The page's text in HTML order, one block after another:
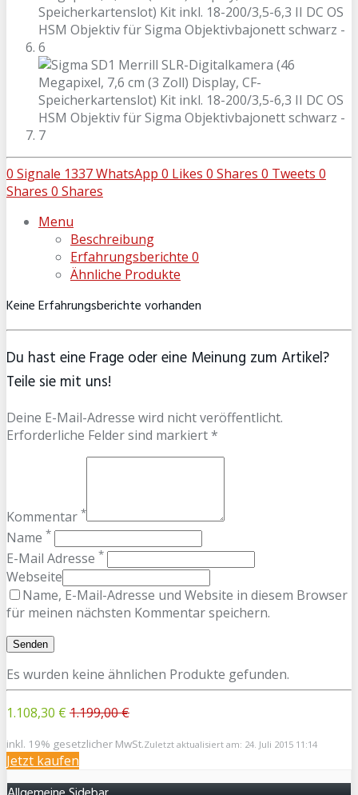
0 Signale 1337WhatsApp 0 Likes 0 Shares 0 Tweets 0
Shares 0 Shares
Menu
Beschreibung
Erfahrungsberichte 0
Ähnliche Produkte
Keine Erfahrungsberichte vorhanden
Du hast eine Frage oder eine Meinung zum Artikel?
Teile sie mit uns!
Deine E-Mail-Adresse wird nicht veröffentlicht.
Erforderliche Felder sind markiert *
Kommentar *
Name *
E-Mail Adresse *
Webseite
Name, E-Mail-Adresse und Website in diesem Browser
für meinen nächsten Kommentar speichern.
Es wurden keine ähnlichen Produkte gefunden.
1.108,30 € 1.199,00 €
inkl. 19% gesetzlicher MwSt.Zuletzt aktualisiert am: 24. Juli 2015 11:14
Jetzt kaufen